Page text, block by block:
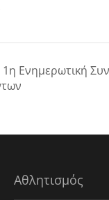
Ενημερωτική
Αθλητισμός